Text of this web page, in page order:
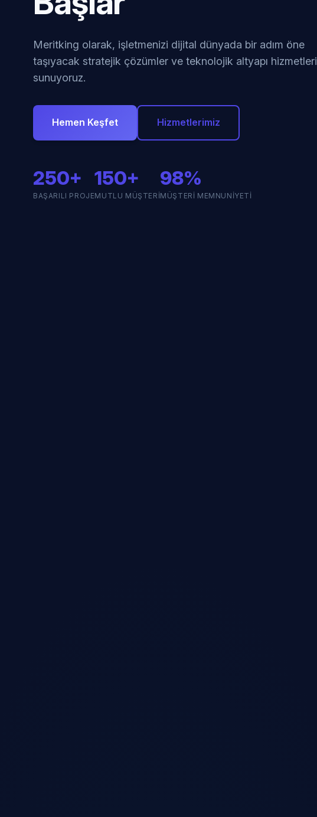
Meritking olarak, işletmenizi dijital dünyada bir adım öne
taşıyacak stratejik çözümler ve teknolojik altyapı hizmetleri
sunuyoruz.
Hemen Keşfet Hizmetlerimiz
250+
BAŞARILI PROJE
150+
MUTLU MÜŞTERI
98%
MÜŞTERI MEMNUNIYETI